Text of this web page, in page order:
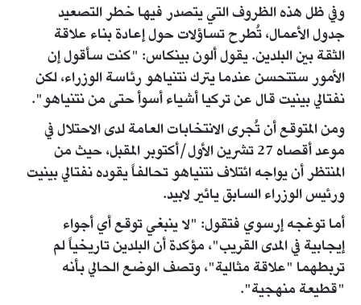
وفي ظل هذه الظروف التي يتصدر فيها خطر التصعيد
جدول الأعمال، تُطرح تساؤلات حول إعادة بناء علاقة
الثقة بين البلدين. يقول ألون بينكاس: "كنت سأقول إن
الأمور ستتحسن عندما يترك نتنياهو رئاسة الوزراء، لكن
نفتالي بينيت قال عن تركيا أشياء أسوأ حتى من نتنياهو".
ومن المتوقع أن تُجرى الانتخابات العامة لدى الاحتلال في
موعد أقصاه 27 تشرين الأول/أكتوبر المقبل، حيث من
المنتظر أن يواجه ائتلاف نتنياهو تحالفاً يقوده نفتالي بينيت
ورئيس الوزراء السابق يائير لابيد.
أما توغجه إرسوي فتقول: "لا ينبغي توقع أي أجواء
إيجابية في المدى القريب"، مؤكدة أن البلدين تاريخياً لم
تربطهما "علاقة مثالية"، وتصف الوضع الحالي بأنه
"قطيعة منهجية".